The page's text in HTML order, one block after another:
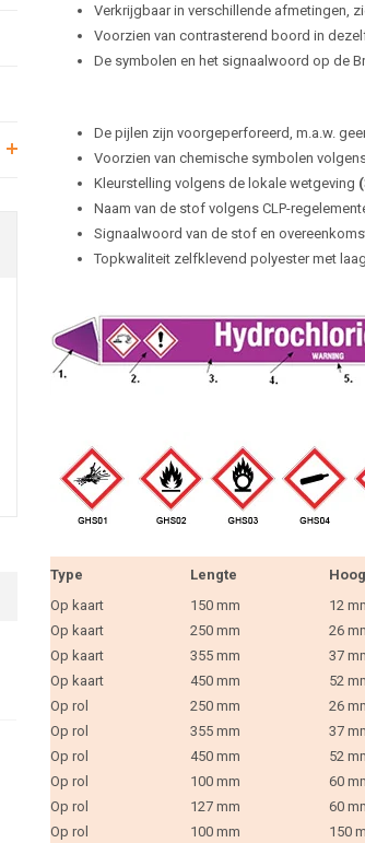
Verkrijgbaar in verschillende afmetingen,
Voorzien van contrasterend boord in
De symbolen en het signaalwoord op de
De pijlen zijn voorgeperforeerd, m.a.w.
Voorzien van chemische symbolen
Kleurstelling volgens de lokale wetgeving
Naam van de stof volgens CLP-
Signaalwoord van de stof en
Topkwaliteit zelfklevend polyester met
Type Lengte
Op kaart
150 mm 12
Op kaart
250 mm 26
Op kaart
355 mm 37
Op kaart
450 mm 52
Op rol
250 mm 26
Op rol
355 mm 37
Op rol
450 mm 52
Op rol
100 mm 60
Op rol
127 mm 60
Op rol
100 mm 150